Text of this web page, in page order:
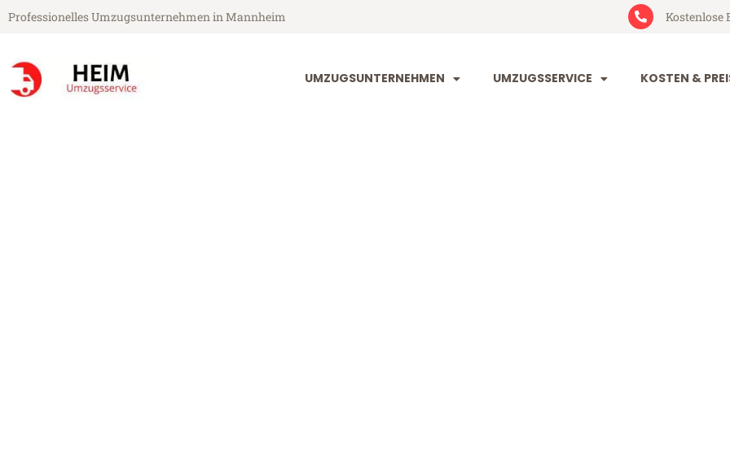
Professionelles Umzugsunternehmen in Mannheim Kostenlose
UMZUGSUNTERNEHMEN UMZUGSSERVICE KOSTEN &